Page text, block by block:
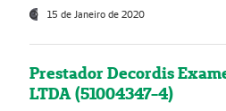
15 de Janeiro de 2020
Prestador Decordis
LTDA (51004347-4)